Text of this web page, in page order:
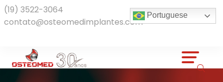
(19) 3522-3064
contato@osteomedimplantes.com
Portuguese